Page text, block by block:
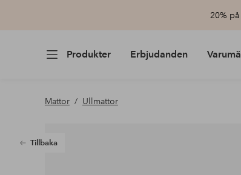
20%
Produkter Erbjudanden
Mattor Ullmattor
Tillbaka